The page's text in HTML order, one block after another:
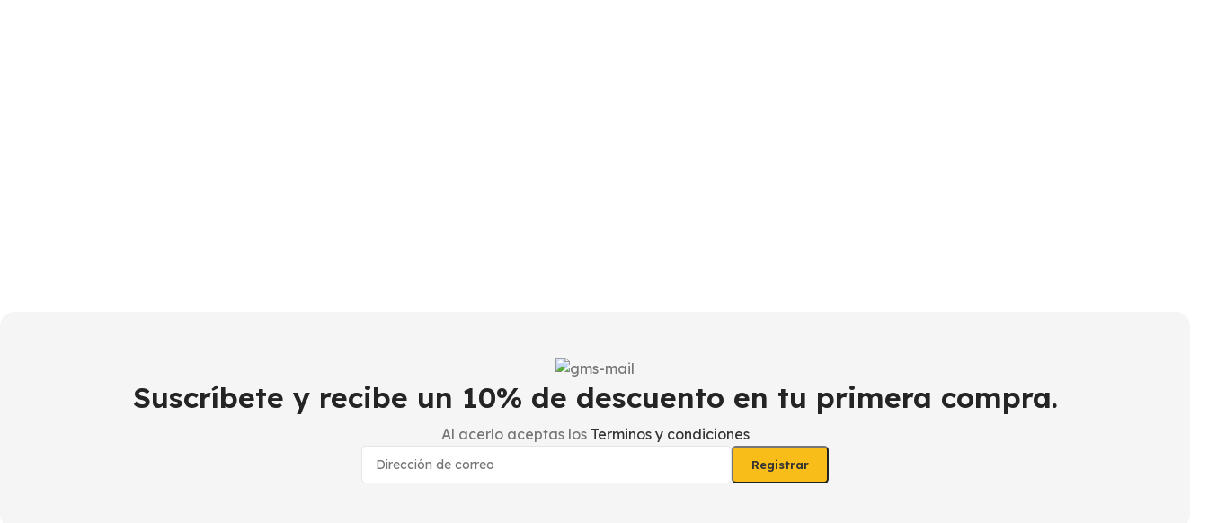
Suscríbete y recibe un 10% de descuento en tu primera compra.
Al acerlo aceptas los Terminos y condiciones